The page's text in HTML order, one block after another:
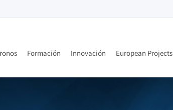
Formación Innovación European Projects